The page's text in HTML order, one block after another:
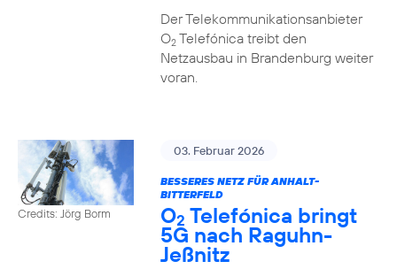
Der Telekommunikationsanbieter
O2Telefónica treibt den
Netzausbau in Brandenburg weiter
voran.
Credits: Jörg Borm
03. Februar 2026
BESSERES NETZ FÜR ANHALT-
BITTERFELD
O2 Telefónica bringt
5G nach Raguhn-
Jeßnitz